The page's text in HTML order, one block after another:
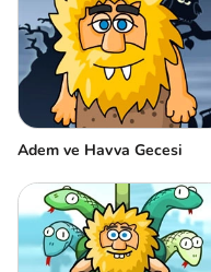
Adem ve Havva Gecesi